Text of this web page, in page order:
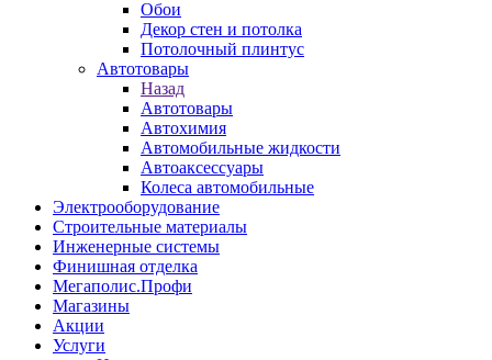
Обои
Декор стен и потолка
Потолочный плинтус
Автотовары
Назад
Автотовары
Автохимия
Автомобильные жидкости
Автоаксессуары
Колеса автомобильные
Электрооборудование
Строительные материалы
Инженерные системы
Финишная отделка
Мегаполис.Профи
Магазины
Акции
Услуги